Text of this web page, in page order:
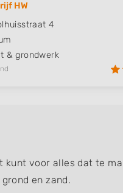
HW
4
& grondwerk
kunt voor alles dat te
en zand.